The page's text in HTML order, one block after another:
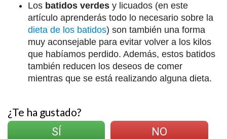
Los batidos verdes y licuados (en este
artículo aprenderás todo lo necesario sobre la
dieta de los batidos) son también una forma
muy aconsejable para evitar volver a los kilos
que habíamos perdido. Además, estos batidos
también reducen los deseos de comer
mientras que se está realizando alguna dieta.
¿Te ha gustado?
SÍ
NO